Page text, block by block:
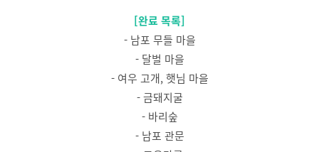
[완료 목록]
- 남포 무들 마을
- 달벌 마을
- 여우 고개, 햇님 마을
- 금돼지굴
- 바리숲
- 남포 관문